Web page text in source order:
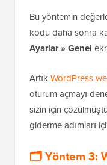
Bu yöntemin
kodu daha sonra
Ayarlar » Genel
ArtıkWordPress
oturum açmayı
sizin için
giderme adımları
🗂️ Yöntem 3: